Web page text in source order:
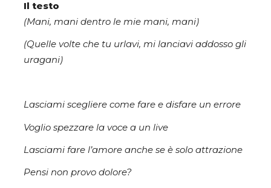
Il testo
(Mani, mani dentro le mie mani, mani)
(Quelle volte che tu urlavi, mi lanciavi addosso gli
uragani)
Lasciami scegliere come fare e disfare un errore
Voglio spezzare la voce a un live
Lasciami fare l’amore anche se è solo attrazione
Pensi non provo dolore?